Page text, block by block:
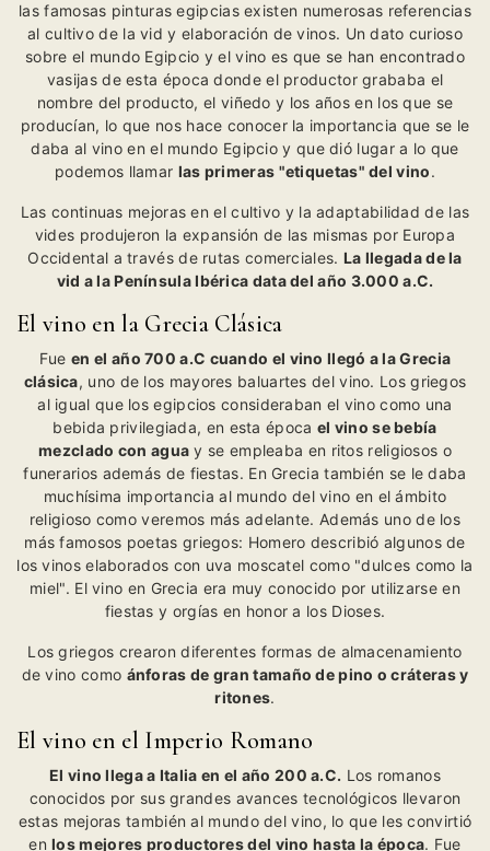
las famosas pinturas egipcias existen numerosas referencias
al cultivo de la vid y elaboración de vinos. Un dato curioso
sobre el mundo Egipcio y el vino es que se han encontrado
vasijas de esta época donde el productor grababa el
nombre del producto, el viñedo y los años en los que se
producían, lo que nos hace conocer la importancia que se le
daba al vino en el mundo Egipcio y que dió lugar a lo que
podemos llamar las primeras "etiquetas" del vino.
Las continuas mejoras en el cultivo y la adaptabilidad de las
vides produjeron la expansión de las mismas por Europa
Occidental a través de rutas comerciales. La llegada de la
vid a la Península Ibérica data del año 3.000 a.C.
El vino en la Grecia Clásica
Fue en el año 700 a.C cuando el vino llegó a la Grecia
clásica, uno de los mayores baluartes del vino. Los griegos
al igual que los egipcios consideraban el vino como una
bebida privilegiada, en esta época el vino se bebía
mezclado con agua y se empleaba en ritos religiosos o
funerarios además de fiestas. En Grecia también se le daba
muchísima importancia al mundo del vino en el ámbito
religioso como veremos más adelante. Además uno de los
más famosos poetas griegos: Homero describió algunos de
los vinos elaborados con uva moscatel como "dulces como la
miel". El vino en Grecia era muy conocido por utilizarse en
fiestas y orgías en honor a los Dioses.
Los griegos crearon diferentes formas de almacenamiento
de vino como ánforas de gran tamaño de pino o cráteras y
ritones.
El vino en el Imperio Romano
El vino llega a Italia en el año 200 a.C. Los romanos
conocidos por sus grandes avances tecnológicos llevaron
estas mejoras también al mundo del vino, lo que les convirtió
en los mejores productores del vino hasta la época. Fue